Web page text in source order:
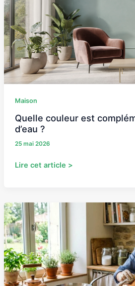
Maison
Quelle couleur est
d’eau ?
25 mai 2026
complémentaire
au
vert
d’eau
?
Lire cet article >
Comment
nettoyer
du
cuivre
facilement
?
Nos